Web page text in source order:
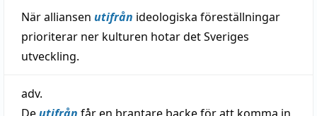
När alliansen utifrån ideologiska föreställningar
prioriterar ner kulturen hotar det Sveriges
utveckling.
adv.